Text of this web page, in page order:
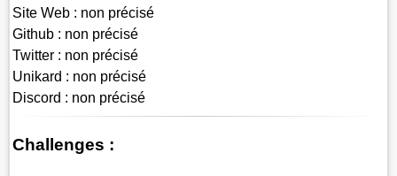
Site Web : non précisé
Github : non précisé
Twitter : non précisé
Unikard : non précisé
Discord : non précisé
Challenges :